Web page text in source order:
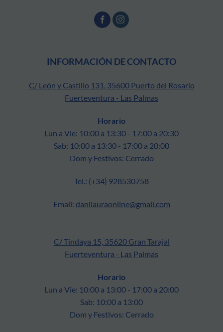
INFORMACIÓN DE CONTACTO
C/ León y Castillo 131, 35600 Puerto del Rosario
Fuerteventura - Las Palmas
Horario
Lun a Vie: 10:00 a 13:30 - 17:00 a 20:30
Sab: 10:00 a 13:30 - 17:00 a 20:00
Dom y Festivos: Cerrado
Tel.: (+34) 928530758
Email: danilauraonline@gmail.com
C/ Tindaya 15, 35620 Gran Tarajal
Fuerteventura - Las Palmas
Horario
Lun a Vie: 10:00 a 13:00 - 17:00 a 20:00
Sab: 10:00 a 13:00
Dom y Festivos: Cerrado